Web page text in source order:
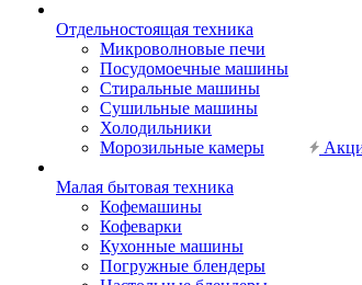
Отдельностоящая техника
Микроволновые печи
Посудомоечные машины
Стиральные машины
Сушильные машины
Холодильники
Морозильные камеры
Малая бытовая техника
Кофемашины
Кофеварки
Кухонные машины
Погружные блендеры